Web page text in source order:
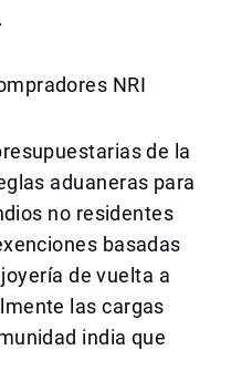
NRI
de la
aduaneras para
no residentes
basadas
de vuelta a
las cargas
india que